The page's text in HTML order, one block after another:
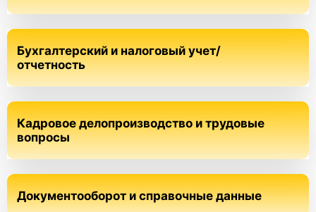
Бухгалтерский и налоговый учет/
отчетность
Кадровое делопроизводство и трудовые
вопросы
Документооборот и справочные данные